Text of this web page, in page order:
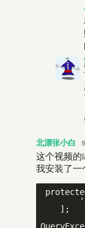
北漂张小白
这个视频的
我安装了一
    ];